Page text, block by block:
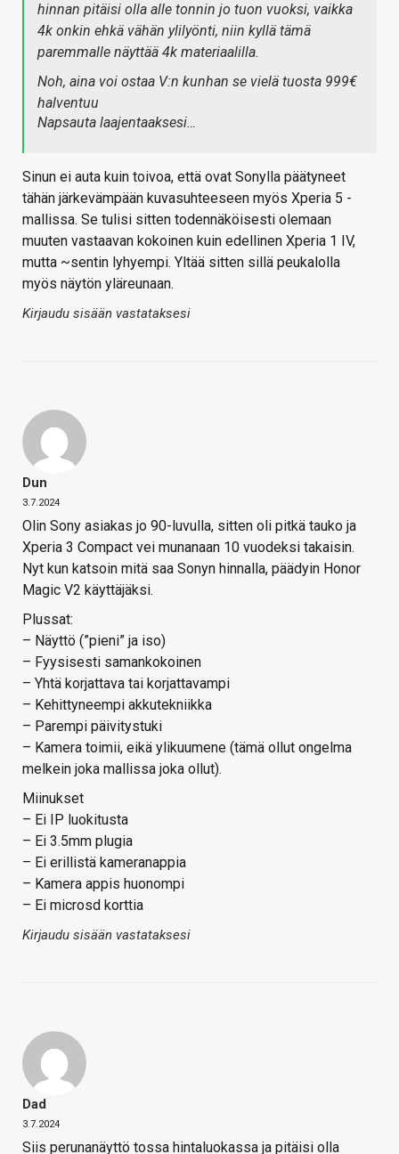
hinnan pitäisi olla alle tonnin jo tuon vuoksi, vaikka
4k onkin ehkä vähän ylilyönti, niin kyllä tämä
paremmalle näyttää 4k materiaalilla.
Noh, aina voi ostaa V:n kunhan se vielä tuosta 999€
halventuu
Napsauta laajentaaksesi…
Sinun ei auta kuin toivoa, että ovat Sonylla päätyneet
tähän järkevämpään kuvasuhteeseen myös Xperia 5 -
mallissa. Se tulisi sitten todennäköisesti olemaan
muuten vastaavan kokoinen kuin edellinen Xperia 1 IV,
mutta ~sentin lyhyempi. Yltää sitten sillä peukalolla
myös näytön yläreunaan.
Kirjaudu sisään vastataksesi
Dun
3.7.2024
Olin Sony asiakas jo 90-luvulla, sitten oli pitkä tauko ja
Xperia 3 Compact vei munanaan 10 vuodeksi takaisin.
Nyt kun katsoin mitä saa Sonyn hinnalla, päädyin Honor
Magic V2 käyttäjäksi.
Plussat:
– Näyttö (”pieni” ja iso)
– Fyysisesti samankokoinen
– Yhtä korjattava tai korjattavampi
– Kehittyneempi akkutekniikka
– Parempi päivitystuki
– Kamera toimii, eikä ylikuumene (tämä ollut ongelma
melkein joka mallissa joka ollut).
Miinukset
– Ei IP luokitusta
– Ei 3.5mm plugia
– Ei erillistä kameranappia
– Kamera appis huonompi
– Ei microsd korttia
Kirjaudu sisään vastataksesi
Dad
3.7.2024
Siis perunanäyttö tossa hintaluokassa ja pitäisi olla